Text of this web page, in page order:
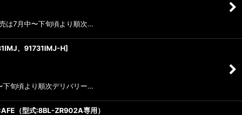
は7月中〜下旬頃より順次…
、91731IMJ-H]
下旬頃より順次デリバリー…
（型式:8BL-ZR902A専用）